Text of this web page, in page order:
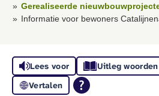
Gerealiseerde
Informatie voor bewoners
Lees voor Uitleg woorden
Vertalen